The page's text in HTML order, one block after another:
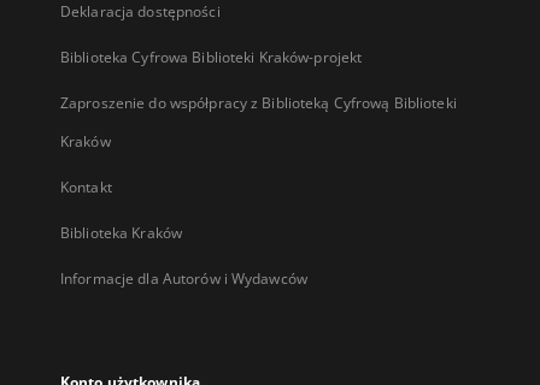
Deklaracja dostępności
Biblioteka Cyfrowa Biblioteki Kraków-projekt
Zaproszenie do współpracy z Biblioteką Cyfrową Biblioteki
Kraków
Kontakt
Biblioteka Kraków
Informacje dla Autorów i Wydawców